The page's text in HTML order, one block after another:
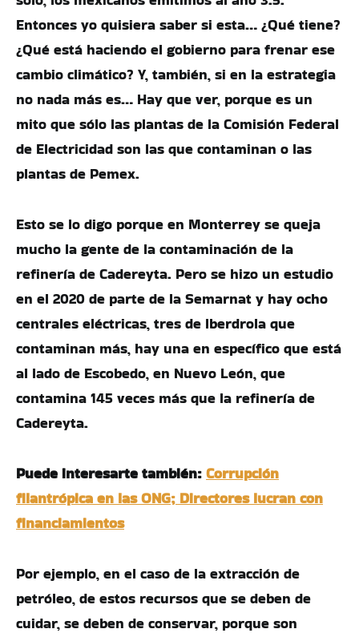
Entonces yo quisiera saber si esta… ¿Qué tiene?
¿Qué está haciendo el gobierno para frenar ese
cambio climático? Y, también, si en la estrategia
no nada más es… Hay que ver, porque es un
mito que sólo las plantas de la Comisión Federal
de Electricidad son las que contaminan o las
plantas de Pemex.
Esto se lo digo porque en Monterrey se queja
mucho la gente de la contaminación de la
refinería de Cadereyta. Pero se hizo un estudio
en el 2020 de parte de la Semarnat y hay ocho
centrales eléctricas, tres de Iberdrola que
contaminan más, hay una en específico que está
al lado de Escobedo, en Nuevo León, que
contamina 145 veces más que la refinería de
Cadereyta.
Puede interesarte también: Corrupción
filantrópica en las ONG; Directores lucran con
financiamientos
Por ejemplo, en el caso de la extracción de
petróleo, de estos recursos que se deben de
cuidar, se deben de conservar, porque son